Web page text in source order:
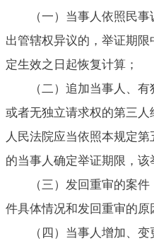
（一）当事人依照民
出管辖权异议的，举证期
定生效之日起恢复计算；
（二）追加当事人、
或者无独立请求权的第三人
人民法院应当依照本规定
的当事人确定举证期限，该
（三）发回重审的案
件具体情况和发回重审的原
（四）当事人增加、